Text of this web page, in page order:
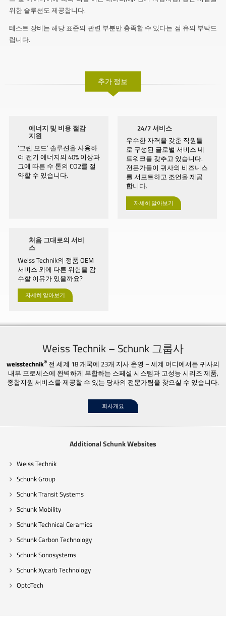
위한 솔루션도 제공합니다.
테스트 장비는 해당 표준의 관련 부분만 충족할 수 있다는 점 유의 부탁드
립니다.
추가 정보
에너지 및 비용 절감
지원
‘그린 모드’ 솔루션을 사용하
여 전기 에너지의 40% 이상과
그에 따른 수 톤의 CO2를 절
약할 수 있습니다.
24/7 서비스
우수한 자격을 갖춘 직원들
로 구성된 글로벌 서비스 네
트워크를 갖추고 있습니다.
전문가들이 귀사의 비즈니스
를 서포트하고 조언을 제공
합니다.
자세히 알아보기
처음 그대로의 서비
스
Weiss Technik의 정품 OEM
서비스 외에 다른 위험을 감
수할 이유가 있을까요?
자세히 알아보기
Weiss Technik – Schunk 그룹사
weisstechnik® 전 세계 18 개국에 23개 지사 운영 – 세계 어디에서든 귀사의
내부 프로세스에 완벽하게 부합하는 스페셜 시스템과 고성능 시리즈 제품,
종합지원 서비스를 제공할 수 있는 당사의 전문가팀을 찾으실 수 있습니다.
회사개요
Additional Schunk Websites
Weiss Technik
Schunk Group
Schunk Transit Systems
Schunk Mobility
Schunk Technical Ceramics
Schunk Carbon Technology
Schunk Sonosystems
Schunk Xycarb Technology
OptoTech